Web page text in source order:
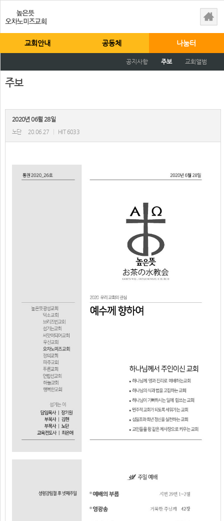
교회안내 공동체 나눔터
공지사항 주보 교회앨범
주보
2020년 06월 28일
노단 20.06.27 HIT 6033